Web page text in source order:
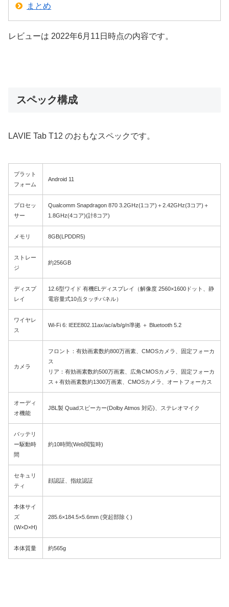
まとめ
レビューは 2022年6月11日時点の内容です。
スペック構成
LAVIE Tab T12 のおもなスペックです。
プラット
フォーム
Android 11
プロセッ
サー
Qualcomm Snapdragon 870 3.2GHz(1コア)＋2.42GHz(3コア)＋
1.8GHz(4コア)(計8コア)
メモリ 8GB(LPDDR5)
ストレー
ジ
約256GB
ディスプ
レイ
12.6型ワイド 有機ELディスプレイ（解像度 2560×1600ドット、静
電容量式10点タッチパネル）
ワイヤレ
ス
Wi-Fi 6: IEEE802.11ax/ac/a/b/g/n準拠 ＋ Bluetooth 5.2
カメラ
フロント：有効画素数約800万画素、CMOSカメラ、固定フォーカ
ス
リア：有効画素数約500万画素、広角CMOSカメラ、固定フォーカ
ス＋有効画素数約1300万画素、CMOSカメラ、オートフォーカス
オーディ
オ機能
JBL製 Quadスピーカー(Dolby Atmos 対応)、ステレオマイク
バッテリ
ー駆動時
間
約10時間(Web閲覧時)
セキュリ
ティ
顔認証、指紋認証
本体サイ
ズ
(W×D×H)
285.6×184.5×5.6mm (突起部除く)
本体質量 約565g